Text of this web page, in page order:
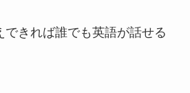
できれば誰でも英語が話せる